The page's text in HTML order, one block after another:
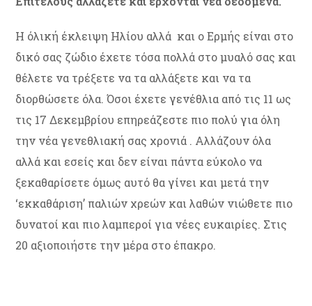
Η όλική έκλειψη Ηλίου αλλά και ο Ερμής είναι στο
δικό σας ζώδιο έχετε τόσα πολλά στο μυαλό σας και
θέλετε να τρέξετε να τα αλλάξετε και να τα
διορθώσετε όλα. Όσοι έχετε γενέθλια από τις 11 ως
τις 17 Δεκεμβρίου επηρεάζεστε πιο πολύ για όλη
την νέα γενεθλιακή σας χρονιά . Αλλάζουν όλα
αλλά και εσείς και δεν είναι πάντα εύκολο να
ξεκαθαρίσετε όμως αυτό θα γίνει και μετά την
‘εκκαθάριση’ παλιών χρεών και λαθών νιώθετε πιο
δυνατοί και πιο λαμπεροί για νέες ευκαιρίες. Στις
20 αξιοποιήστε την μέρα στο έπακρο.